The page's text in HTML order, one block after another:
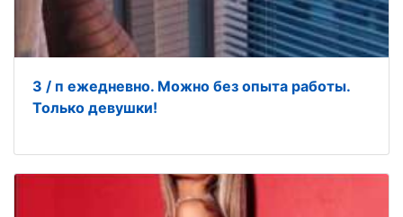
З / п ежедневно. Можно без опыта работы.
Только девушки!